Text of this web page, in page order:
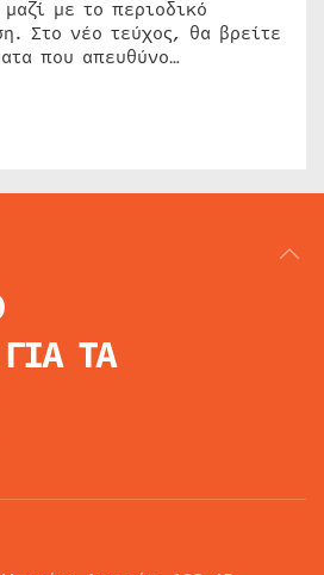
με το περιοδικό
Στο νέο τεύχος, θα βρείτε
που απευθύνο…
ΓΙΑ ΤΑ